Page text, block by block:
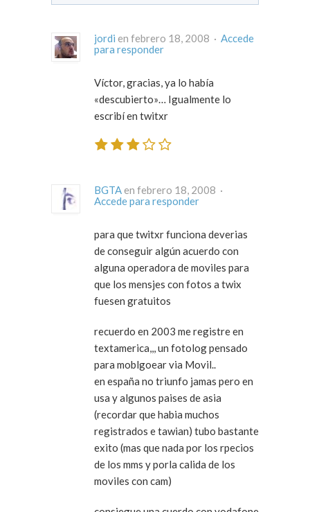
jordi en febrero 18, 2008 · Accede
para responder
Víctor, gracias, ya lo había
«descubierto»… Igualmente lo
escribí en twitxr
BGTA
en febrero 18, 2008 ·
Accede para responder
para que twitxr funciona deverias
de conseguir algún acuerdo con
alguna operadora de moviles para
que los mensjes con fotos a twix
fuesen gratuitos
recuerdo en 2003 me registre en
textamerica,,, un fotolog pensado
para moblgoear via Movil..
en españa no triunfo jamas pero en
usa y algunos paises de asia
(recordar que habia muchos
registrados e tawian) tubo bastante
exito (mas que nada por los rpecios
de los mms y porla calida de los
moviles con cam)